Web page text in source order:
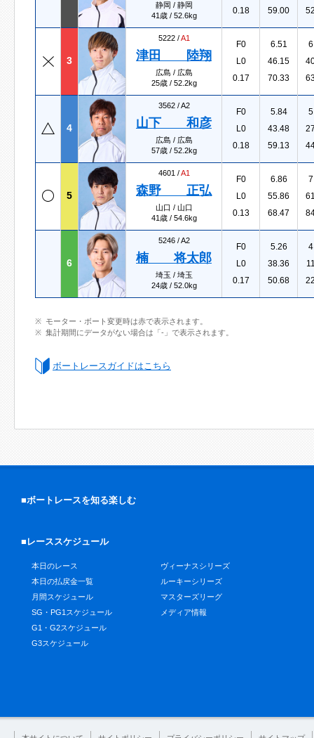
静岡 / 静岡
41歳 / 52.6kg
0.18
59.00
3
5222 /A1
津田 陸翔
広島 / 広島
25歳 / 52.2kg
F0
L0
0.17
6.51
46.15
70.33
4
3562 /A2
山下 和彦
広島 / 広島
57歳 / 52.2kg
F0
L0
0.18
5.84
43.48
59.13
5
4601 /A1
森野 正弘
山口 / 山口
41歳 / 54.6kg
F0
L0
0.13
6.86
55.86
68.47
6
5246 /A2
楠 将太郎
埼玉 / 埼玉
24歳 / 52.0kg
F0
L0
0.17
5.26
38.36
50.68
モーター・ボート変更時は赤で表示されます。
集計期間にデータがない場合は「-」で表示されます。
ボートレースガイドはこちら
■ボートレースを知る楽しむ
■レーススケジュール
本日のレース
本日の払戻金一覧
月間スケジュール
SG・PG1スケジュール
G1・G2スケジュール
G3スケジュール
ヴィーナスシリーズ
ルーキーシリーズ
マスターズリーグ
メディア情報